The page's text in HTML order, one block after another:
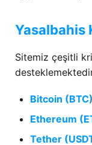
Yasalbahis
Sitemiz çeşitli
Bitcoin (BTC)
Ethereum
Tether